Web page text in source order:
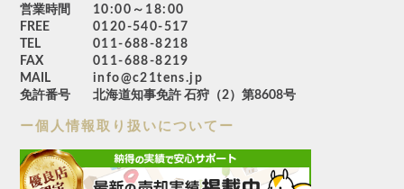
営業時間
10:00～18:00
FREE
0120-540-517
TEL
011-688-8218
FAX
011-688-8219
MAIL
info@c21tens.jp
免許番号
北海道知事免許 石狩（2）第8608号
ー個人情報取り扱いについてー